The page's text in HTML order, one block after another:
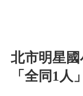
北市明星
「全同1人